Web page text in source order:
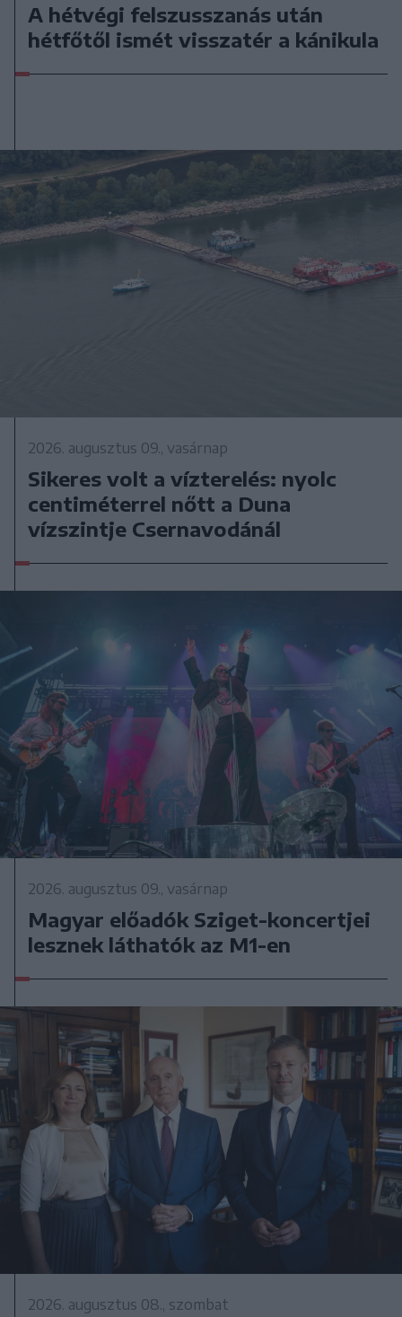
A hétvégi felszusszanás után
hétfőtől ismét visszatér a kánikula
2026. augusztus 09., vasárnap
Sikeres volt a vízterelés: nyolc
centiméterrel nőtt a Duna
vízszintje Csernavodánál
2026. augusztus 09., vasárnap
Magyar előadók Sziget-koncertjei
lesznek láthatók az M1-en
2026. augusztus 08., szombat